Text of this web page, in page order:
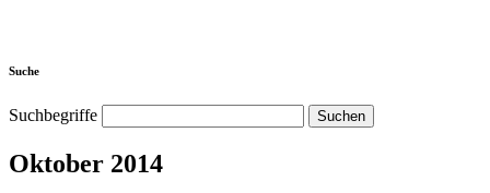
Suche
Suchbegriffe
Oktober 2014